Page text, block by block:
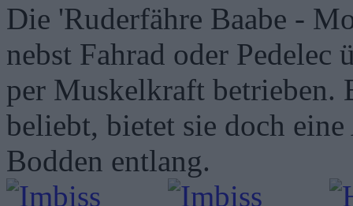
Die 'Ruderfähre Baabe -
nebst Fahrad oder
per Muskelkraft betrieben.
beliebt, bietet sie doch
Bodden entlang.